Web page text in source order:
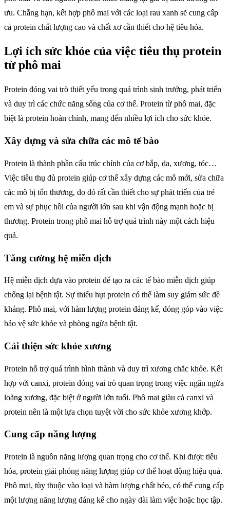
ưu. Chẳng hạn, kết hợp phô mai với các loại rau xanh sẽ cung cấp
cả protein chất lượng cao và chất xơ cần thiết cho hệ tiêu hóa.
Lợi ích sức khỏe của việc tiêu thụ protein
từ phô mai
Protein đóng vai trò thiết yếu trong quá trình sinh trưởng, phát triển
và duy trì các chức năng sống của cơ thể. Protein từ phô mai, đặc
biệt là protein hoàn chỉnh, mang đến nhiều lợi ích cho sức khỏe.
Xây dựng và sửa chữa các mô tế bào
Protein là thành phần cấu trúc chính của cơ bắp, da, xương, tóc…
Việc tiêu thụ đủ protein giúp cơ thể xây dựng các mô mới, sửa chữa
các mô bị tổn thương, do đó rất cần thiết cho sự phát triển của trẻ
em và sự phục hồi của người lớn sau khi vận động mạnh hoặc bị
thương. Protein trong phô mai hỗ trợ quá trình này một cách hiệu
quả.
Tăng cường hệ miễn dịch
Hệ miễn dịch dựa vào protein để tạo ra các tế bào miễn dịch giúp
chống lại bệnh tật. Sự thiếu hụt protein có thể làm suy giảm sức đề
kháng. Phô mai, với hàm lượng protein đáng kể, đóng góp vào việc
bảo vệ sức khỏe và phòng ngừa bệnh tật.
Cải thiện sức khỏe xương
Protein hỗ trợ quá trình hình thành và duy trì xương chắc khỏe. Kết
hợp với canxi, protein đóng vai trò quan trọng trong việc ngăn ngừa
loãng xương, đặc biệt ở người lớn tuổi. Phô mai giàu cả canxi và
protein nên là một lựa chọn tuyệt vời cho sức khỏe xương khớp.
Cung cấp năng lượng
Protein là nguồn năng lượng quan trọng cho cơ thể. Khi được tiêu
hóa, protein giải phóng năng lượng giúp cơ thể hoạt động hiệu quả.
Phô mai, tùy thuộc vào loại và hàm lượng chất béo, có thể cung cấp
một lượng năng lượng đáng kể cho ngày dài làm việc hoặc học tập.